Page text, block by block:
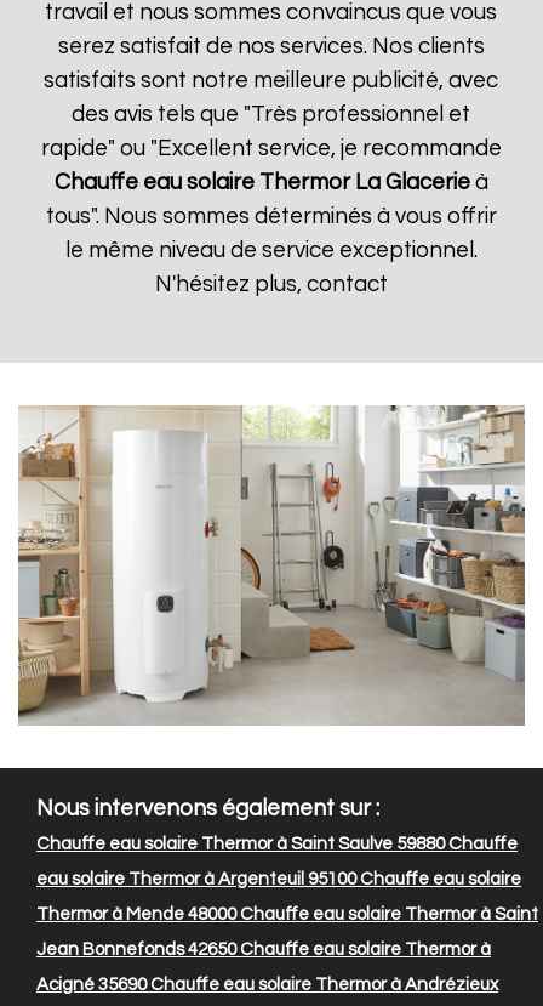
travail et nous sommes convaincus que vous
serez satisfait de nos services. Nos clients
satisfaits sont notre meilleure publicité, avec
des avis tels que "Très professionnel et
rapide" ou "Excellent service, je recommande
Chauffe eau solaire Thermor La Glacerieà
tous". Nous sommes déterminés à vous offrir
le même niveau de service exceptionnel.
N'hésitez plus, contact
Nous intervenons également sur :
Chauffe eau solaire Thermor à Saint Saulve 59880Chauffe
eau solaire Thermor à Argenteuil 95100Chauffe eau solaire
Thermor à Mende 48000Chauffe eau solaire Thermor à Saint
Jean Bonnefonds 42650Chauffe eau solaire Thermor à
Acigné 35690Chauffe eau solaire Thermor à Andrézieux